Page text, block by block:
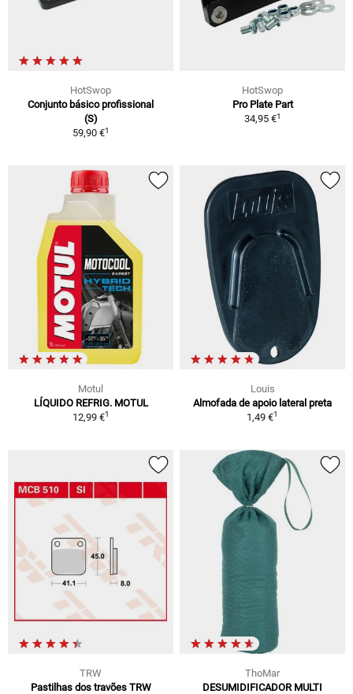
HotSwop
Conjunto básico profissional
(S)
59,90 €1
HotSwop
Pro Plate Part
34,95 €1
Motul
LÍQUIDO REFRIG. MOTUL
12,99 €1
Louis
Almofada de apoio lateral preta
1,49 €1
TRW
Pastilhas dos travões TRW
ThoMar
DESUMIDIFICADOR MULTI